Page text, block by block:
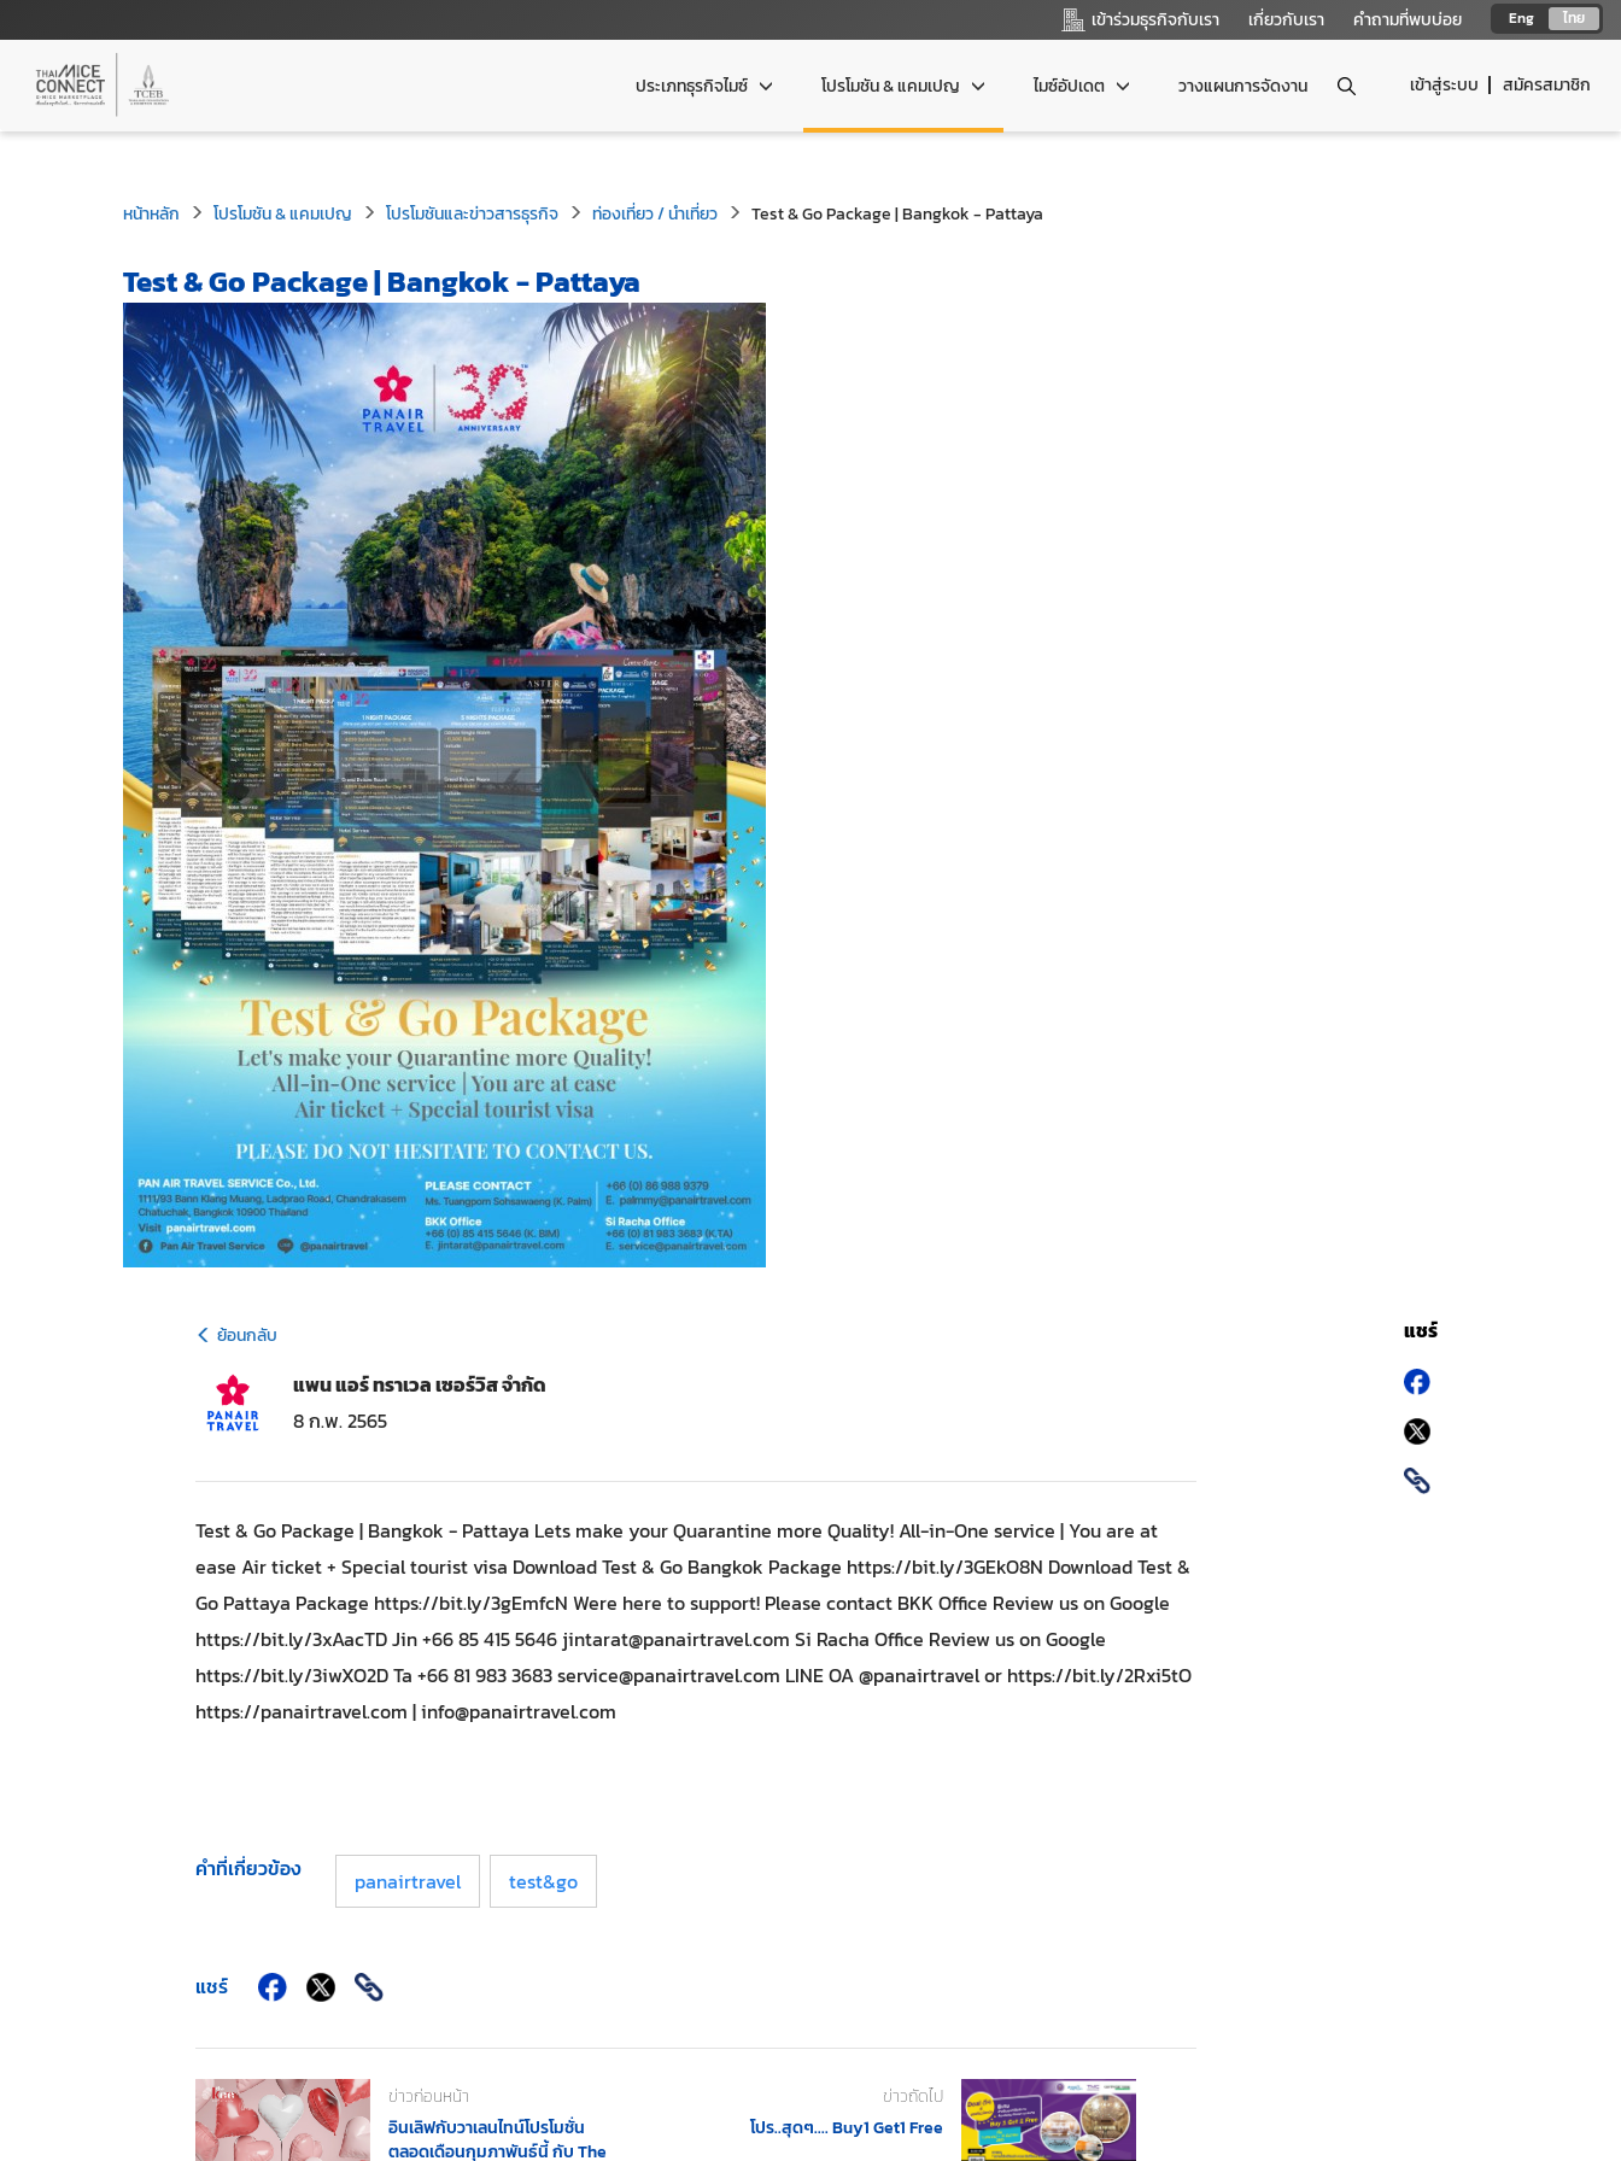
Eng ไทย
เข้าร่วมธุรกิจกับเรา เกี่ยวกับเรา คำถามที่พบบ่อย
เข้าสู่ระบบ สมัครสมาชิก
ประเภทธุรกิจไมซ์ โปรโมชัน & แคมเปญ ไมซ์อัปเดต วางแผนการจัดงาน
หน้าหลัก โปรโมชัน & แคมเปญ โปรโมชันและข่าวสารธุรกิจ ท่องเที่ยว / นำเที่ยว Test & Go Package | Bangkok - Pattaya
Test & Go Package | Bangkok - Pattaya
แชร์
ย้อนกลับ
แพน แอร์ ทราเวล เซอร์วิส จำกัด
8 ก.พ. 2565
Test & Go Package | Bangkok - Pattaya Lets make your Quarantine more Quality! All-in-One service | You are at
ease Air ticket + Special tourist visa Download Test & Go Bangkok Package https://bit.ly/3GEkO8N Download Test &
Go Pattaya Package https://bit.ly/3gEmfcN Were here to support! Please contact BKK Office Review us on Google
https://bit.ly/3xAacTD Jin +66 85 415 5646 jintarat@panairtravel.com Si Racha Office Review us on Google
https://bit.ly/3iwXO2D Ta +66 81 983 3683service@panairtravel.com LINE OA @panairtravel or https://bit.ly/2Rxi5tO
https://panairtravel.com |info@panairtravel.com
คำที่เกี่ยวข้อง panairtravel test&go
แชร์
ข่าวก่อนหน้า
อินเลิฟกับวาเลนไทน์โปรโมชั่น
ตลอดเดือนกุมภาพันธ์นี้ กับ The
ข่าวถัดไป
โปร..สุดๆ.... Buy1 Get1 Free